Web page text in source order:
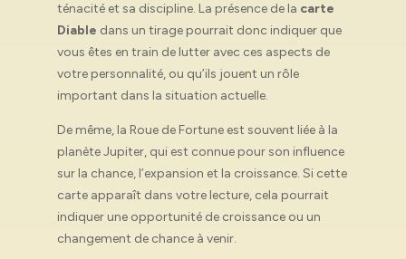
ténacité et sa discipline. La présence de la carte
Diable dans un tirage pourrait donc indiquer que
vous êtes en train de lutter avec ces aspects de
votre personnalité, ou qu’ils jouent un rôle
important dans la situation actuelle.
De même, la Roue de Fortune est souvent liée à la
planète Jupiter, qui est connue pour son influence
sur la chance, l’expansion et la croissance. Si cette
carte apparaît dans votre lecture, cela pourrait
indiquer une opportunité de croissance ou un
changement de chance à venir.